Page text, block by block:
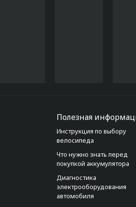
Полезная
Инструкция по выбору
велосипеда
Что нужно знать перед
покупкой аккумулятора
Диагностика
электрооборудования
автомобиля